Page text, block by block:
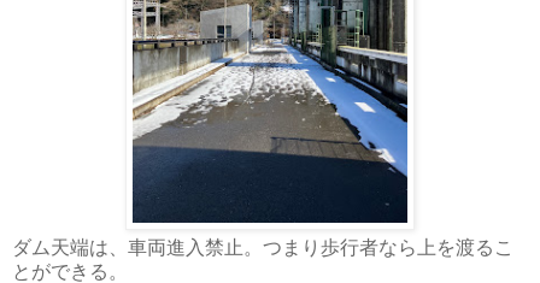
ダム天端は、車両進入禁止。つまり歩行者なら上を渡るこ
とができる。